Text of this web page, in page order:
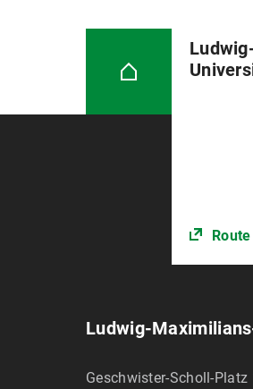
Ludwig-
Geschwister-Scholl-Platz